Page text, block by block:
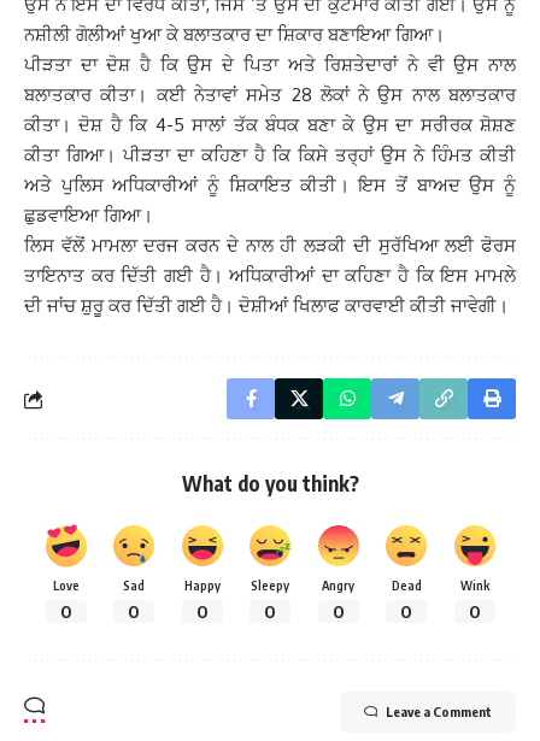
ਨਸ਼ੀਲੀ ਗੋਲੀਆਂ ਖੁਆ ਕੇ ਬਲਾਤਕਾਰ ਦਾ ਸ਼ਿਕਾਰ ਬਣਾਇਆ ਗਿਆ।
ਪੀੜਤਾ ਦਾ ਦੋਸ਼ ਹੈ ਕਿ ਉਸ ਦੇ ਪਿਤਾ ਅਤੇ ਰਿਸ਼ਤੇਦਾਰਾਂ ਨੇ ਵੀ ਉਸ ਨਾਲ
ਬਲਾਤਕਾਰ ਕੀਤਾ। ਕਈ ਨੇਤਾਵਾਂ ਸਮੇਤ 28 ਲੋਕਾਂ ਨੇ ਉਸ ਨਾਲ ਬਲਾਤਕਾਰ
ਕੀਤਾ। ਦੋਸ਼ ਹੈ ਕਿ 4-5 ਸਾਲਾਂ ਤੱਕ ਬੰਧਕ ਬਣਾ ਕੇ ਉਸ ਦਾ ਸਰੀਰਕ ਸ਼ੋਸ਼ਣ
ਕੀਤਾ ਗਿਆ। ਪੀੜਤਾ ਦਾ ਕਹਿਣਾ ਹੈ ਕਿ ਕਿਸੇ ਤਰ੍ਹਾਂ ਉਸ ਨੇ ਹਿੰਮਤ ਕੀਤੀ
ਅਤੇ ਪੁਲਿਸ ਅਧਿਕਾਰੀਆਂ ਨੂੰ ਸ਼ਿਕਾਇਤ ਕੀਤੀ। ਇਸ ਤੋਂ ਬਾਅਦ ਉਸ ਨੂੰ
ਛੁਡਵਾਇਆ ਗਿਆ।
ਲਿਸ ਵੱਲੋਂ ਮਾਮਲਾ ਦਰਜ ਕਰਨ ਦੇ ਨਾਲ ਹੀ ਲੜਕੀ ਦੀ ਸੁਰੱਖਿਆ ਲਈ ਫੋਰਸ
ਤਾਇਨਾਤ ਕਰ ਦਿੱਤੀ ਗਈ ਹੈ। ਅਧਿਕਾਰੀਆਂ ਦਾ ਕਹਿਣਾ ਹੈ ਕਿ ਇਸ ਮਾਮਲੇ
ਦੀ ਜਾਂਚ ਸ਼ੁਰੂ ਕਰ ਦਿੱਤੀ ਗਈ ਹੈ। ਦੋਸ਼ੀਆਂ ਖਿਲਾਫ ਕਾਰਵਾਈ ਕੀਤੀ ਜਾਵੇਗੀ।
What do you think?
Love
0
Sad
0
Happy
0
Sleepy
0
Angry
0
Dead
0
Wink
0
Leave a Comment